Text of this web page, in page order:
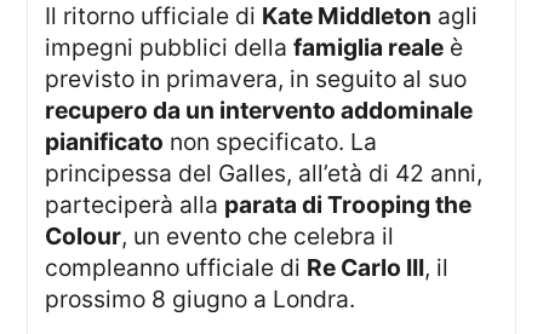
Il ritorno ufficiale di Kate Middleton agli
impegni pubblici dellafamiglia reale è
previsto in primavera, in seguito al suo
recupero da un intervento addominale
pianificato non specificato. La
principessa del Galles, all’età di 42 anni,
parteciperà alla parata di Trooping the
Colour, un evento che celebra il
compleanno ufficiale di Re Carlo III, il
prossimo 8 giugno a Londra.